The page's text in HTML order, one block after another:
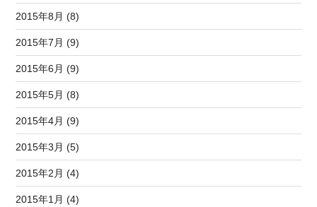
2015年8月 (8)
2015年7月 (9)
2015年6月 (9)
2015年5月 (8)
2015年4月 (9)
2015年3月 (5)
2015年2月 (4)
2015年1月 (4)